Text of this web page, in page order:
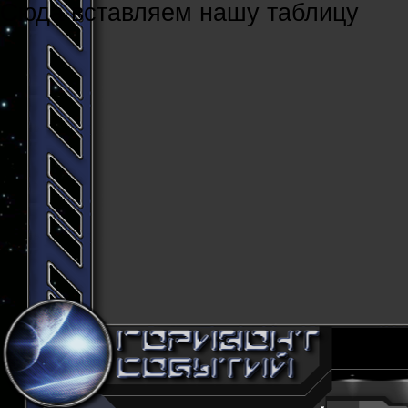
Cюда вставляем нашу таблицу